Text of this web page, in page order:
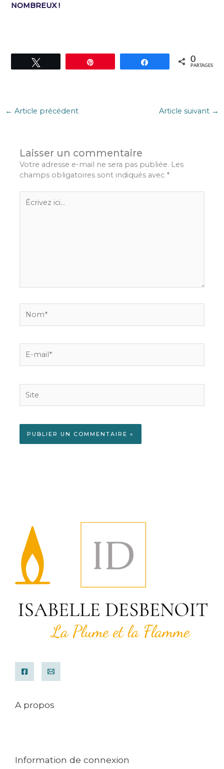
NOMBREUX !
Partagez 0
PARTAGES
← Article précédent Article suivant →
Laisser un commentaire
Votre adresse e-mail ne sera pas publiée. Les
champs obligatoires sont indiqués avec *
Écrivez
ici…
mail*
A propos
Information de connexion